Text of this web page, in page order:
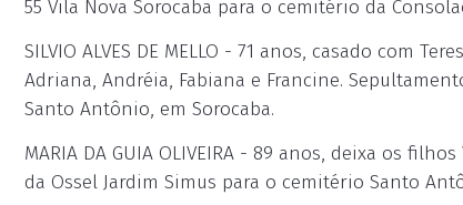
55 Vila Nova Sorocaba para o cemitério da
SILVIO ALVES DE MELLO - 71 anos, casado com
Adriana, Andréia, Fabiana e Francine.
Santo Antônio, em Sorocaba.
MARIA DA GUIA OLIVEIRA - 89 anos, deixa os
da Ossel Jardim Simus para o cemitério Santo